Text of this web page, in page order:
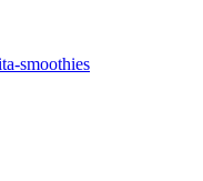
smoothies